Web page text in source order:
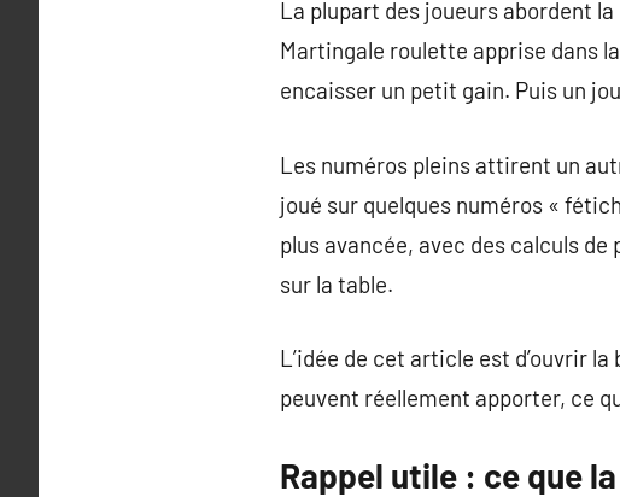
La plupart des joueurs abordent
Martingale roulette apprise dans
encaisser un petit gain. Puis un
Les numéros pleins attirent un
joué sur quelques numéros «
plus avancée, avec des calculs
sur la table.
L’idée de cet article est d’ouvrir
peuvent réellement apporter, ce
Rappel utile : ce que